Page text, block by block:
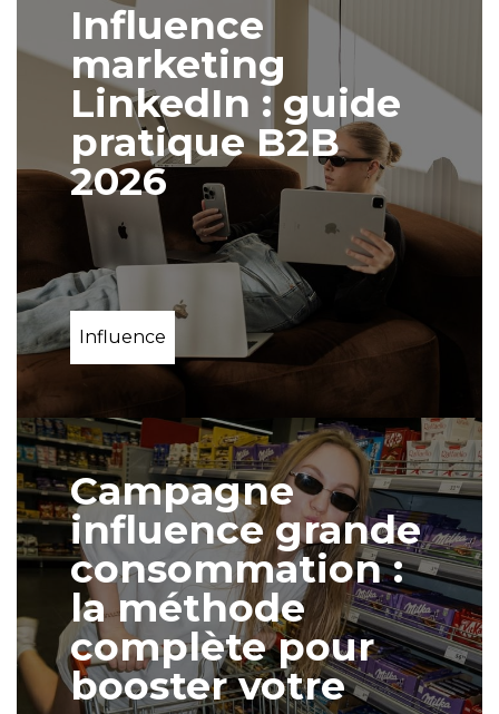
Influence
marketing
LinkedIn : guide
pratique B2B
2026
Influence
Campagne
influence grande
consommation :
la méthode
complète pour
booster votre